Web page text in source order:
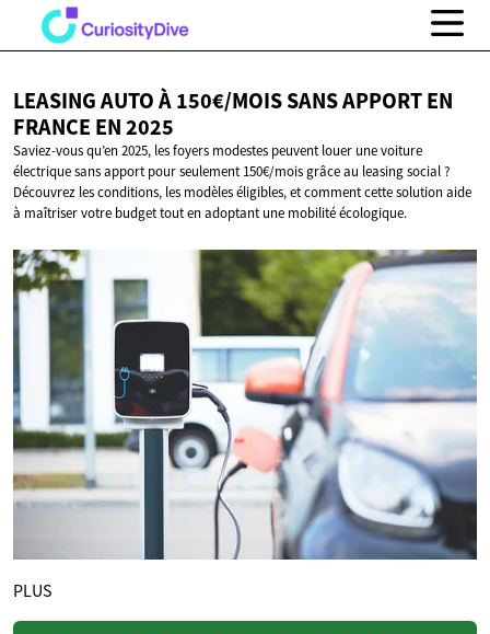
LEASING AUTO À 150€/MOIS SANS APPORT EN
FRANCE EN 2025
Saviez-vous qu’en 2025, les foyers modestes peuvent louer une voiture
électrique sans apport pour seulement 150€/mois grâce au leasing social ?
Découvrez les conditions, les modèles éligibles, et comment cette solution aide
à maîtriser votre budget tout en adoptant une mobilité écologique.
PLUS